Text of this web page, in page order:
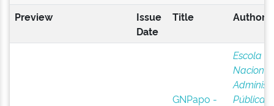
Preview
Issue
Date
Title
GNPapo -
Escola
Pública